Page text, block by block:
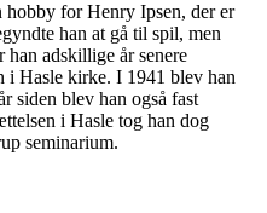
hobby for Henry Ipsen, der er
han at gå til spil, men
adskillige år senere
i Hasle kirke. I 1941 blev han
siden blev han også fast
i Hasle tog han dog
seminarium.